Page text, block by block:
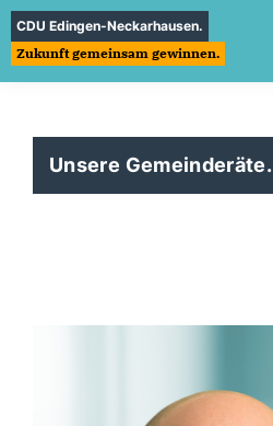
CDU Edingen-Neckarhausen.
Zukunft gemeinsam gewinnen.
Unsere Gemeinderäte.